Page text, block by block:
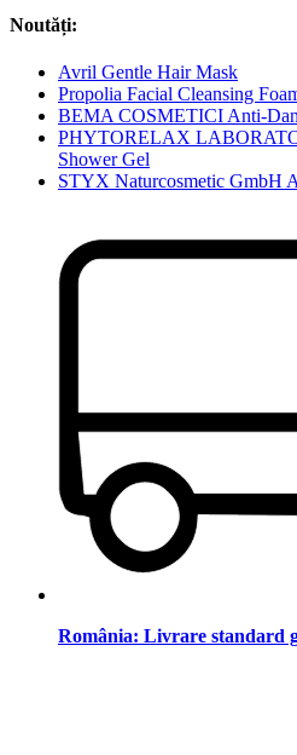
Noutăți:
Avril Gentle Hair Mask
Propolia Facial Cleansing
BEMA COSMETICI Anti-
PHYTORELAX
Shower Gel
STYX Naturcosmetic GmbH
România: Livrare standard